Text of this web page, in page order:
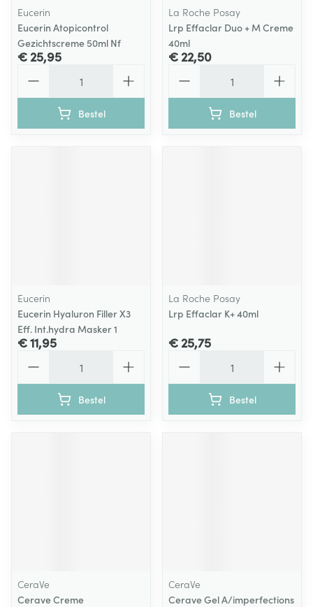
Eucerin
Eucerin Atopicontrol
Gezichtscreme 50ml Nf
€ 25,95
Bestel
La Roche Posay
Lrp Effaclar Duo + M Creme
40ml
€ 22,50
Bestel
Eucerin
Eucerin Hyaluron Filler X3
Eff. Int.hydra Masker 1
€ 11,95
Bestel
La Roche Posay
Lrp Effaclar K+ 40ml
€ 25,75
Bestel
CeraVe
Cerave Creme
CeraVe
Cerave Gel A/imperfections